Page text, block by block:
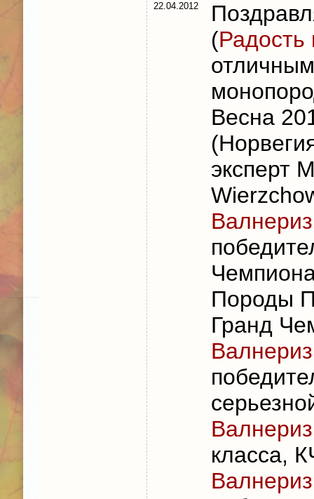
22.04.2012
(
Весна
эксперт
Породы
Гранд
класса,